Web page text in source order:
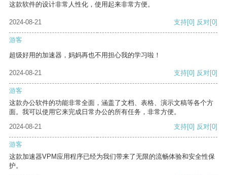
这款软件的设计非常人性化，使用起来非常方便。
2024-08-21 支持[0] 反对[0]
游客
超级好用的加速器，妈妈再也不用担心我的学习啦！
2024-08-21 支持[0] 反对[0]
游客
这款办公软件的功能非常全面，涵盖了文档、表格、演示文稿等各个方
面。我可以使用它来完成日常办公的所有任务，非常方便。
2024-08-21
支持[0] 反对[0]
游客
这款加速器VPM应用程序已经为我们带来了无限的流畅体验和安全性保
护。